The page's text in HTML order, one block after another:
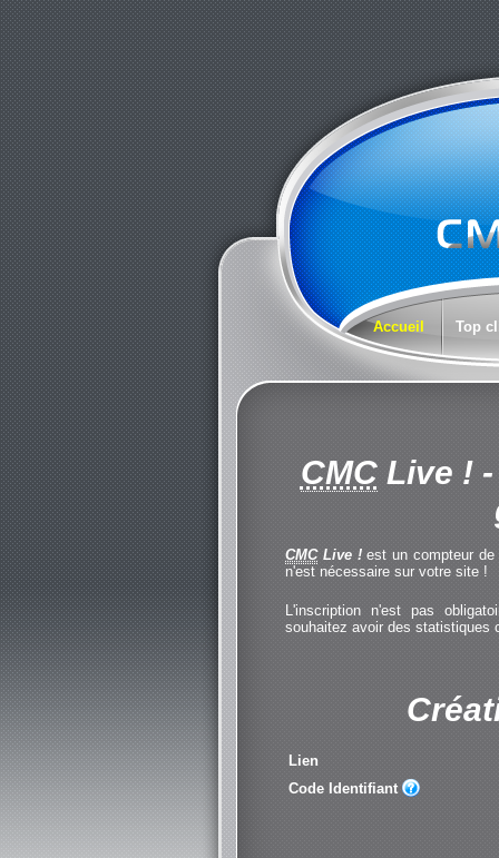
Accueil Top
CMCLive !-
CMCLive !est un compteur de
n'est nécessaire sur votre site !
L'inscription n'est pas
souhaitez avoir des statistiques
Lien
Code Identifiant